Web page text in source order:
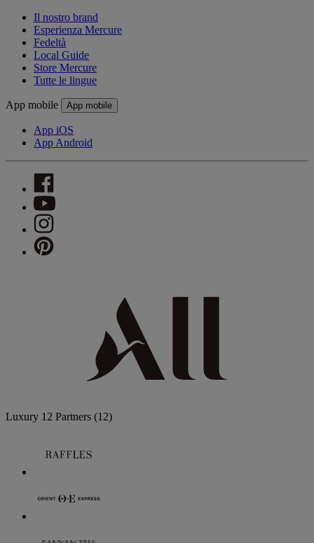
Il nostro brand
Esperienza Mercure
Fedeltà
Local Guide
Store Mercure
Tutte le lingue
App mobile App mobile
App iOS
App Android
Luxury 12 Partners (12)